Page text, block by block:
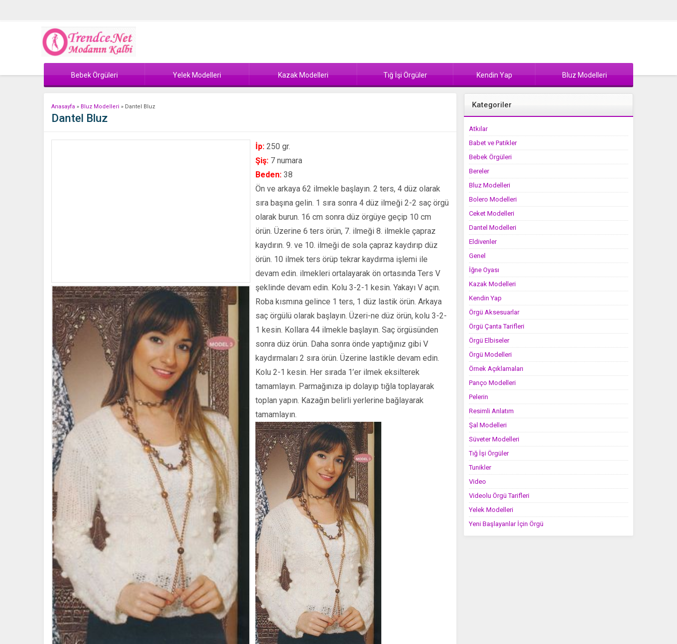
Bebek Örgüleri Yelek Modelleri Kazak Modelleri Tığ İşi Örgüler Kendin Yap Bluz Modelleri
Anasayfa » Bluz Modelleri » Dantel Bluz
Dantel Bluz
İp:250 gr.
Şiş:7 numara
Beden:38
Ön ve arkaya 62 ilmekle başlayın. 2 ters, 4 düz olarak
sıra başına gelin. 1 sıra sonra 4 düz ilmeği 2-2 saç örgü
olarak burun. 16 cm sonra düz örgüye geçip 10 cm
örün. Üzerine 6 ters örün, 7. ilmeği 8. ilmekle çapraz
kaydırın. 9. ve 10. ilmeği de sola çapraz kaydırıp düz
örün. 10 ilmek ters örüp tekrar kaydırma işlemi ile
devam edin. ilmekleri ortalayarak ön ortasında Ters V
şeklinde devam edin. Kolu 3-2-1 kesin. Yakayı V açın.
Roba kısmına gelince 1 ters, 1 düz lastik örün. Arkaya
saç örgülü olarak başlayın. Üzeri-ne düz örün, kolu 3-2-
1 kesin. Kollara 44 ilmekle başlayın. Saç örgüsünden
sonra düz örün. Daha sonra önde yaptığınız gibi V
kaydırmaları 2 sıra örün. Üzerine lastikle devam edin.
Kolu 2-1 kesin. Her sırada 1’er ilmek eksilterek
tamamlayın. Parmağınıza ip dolayıp tığla toplayarak
toplan yapın. Kazağın belirli yerlerine bağlayarak
tamamlayın.
Kategoriler
Atkılar
Babet ve Patikler
Bebek Örgüleri
Bereler
Bluz Modelleri
Bolero Modelleri
Ceket Modelleri
Dantel Modelleri
Eldivenler
Genel
İğne Oyası
Kazak Modelleri
Kendin Yap
Örgü Aksesuarlar
Örgü Çanta Tarifleri
Örgü Elbiseler
Örgü Modelleri
Örnek Açıklamaları
Panço Modelleri
Pelerin
Resimli Anlatım
Şal Modelleri
Süveter Modelleri
Tığ İşi Örgüler
Tunikler
Video
Videolu Örgü Tarifleri
Yelek Modelleri
Yeni Başlayanlar İçin Örgü